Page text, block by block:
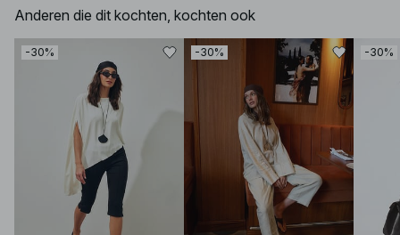
Anderen die dit kochten, kochten ook
-30% -30% -30%